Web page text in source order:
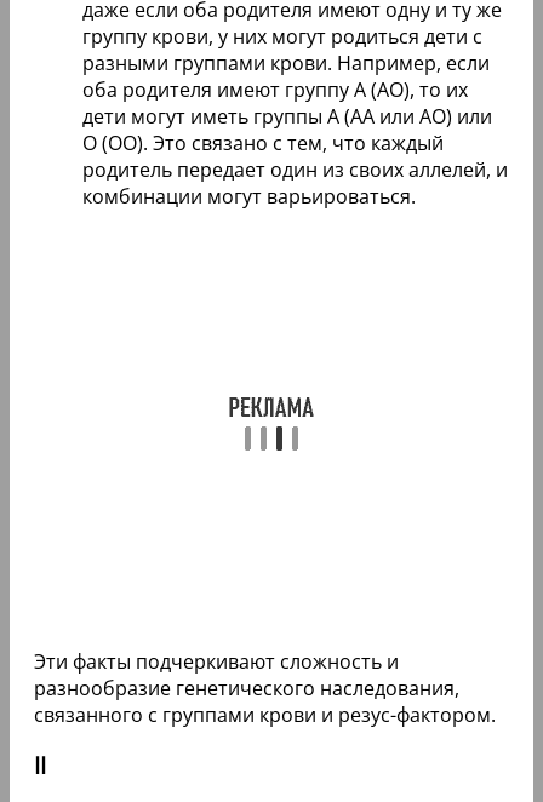
даже если оба родителя имеют одну и ту же
группу крови, у них могут родиться дети с
разными группами крови. Например, если
оба родителя имеют группу A (AO), то их
дети могут иметь группы A (AA или AO) или
O (OO). Это связано с тем, что каждый
родитель передает один из своих аллелей, и
комбинации могут варьироваться.
Эти факты подчеркивают сложность и
разнообразие генетического наследования,
связанного с группами крови и резус-фактором.
II